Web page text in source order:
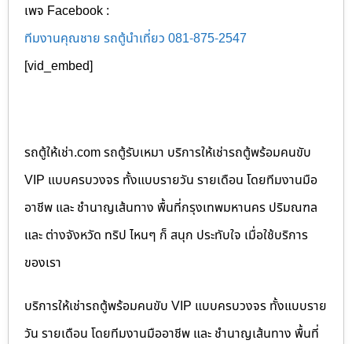
เพจ Facebook :
ทีมงานคุณชาย รถตู้นำเที่ยว 081-875-2547
[vid_embed]
รถตู้ให้เช่า.com รถตู้รับเหมา บริการให้เช่ารถตู้พร้อมคนขับ
VIP แบบครบวงจร ทั้งแบบรายวัน รายเดือน โดยทีมงานมือ
อาชีพ และ ชำนาญเส้นทาง พื้นที่กรุงเทพมหานคร ปริมณฑล
และ ต่างจังหวัด ทริป ไหนๆ ก็ สนุก ประทับใจ เมื่อใช้บริการ
ของเรา
บริการให้เช่ารถตู้พร้อมคนขับ VIP แบบครบวงจร ทั้งแบบราย
วัน รายเดือน โดยทีมงานมืออาชีพ และ ชำนาญเส้นทาง พื้นที่